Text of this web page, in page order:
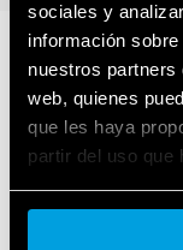
sociales y
información
nuestros
web, quienes
que les haya
partir del uso que
Cookie policy.